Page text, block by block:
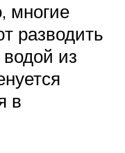
многие
разводить
из
в